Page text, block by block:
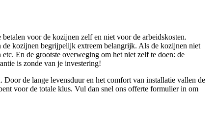
voor de kozijnen zelf en niet voor de arbeidskosten.
kozijnen begrijpelijk extreem belangrijk. Als de kozijnen niet
En de grootste overweging om het niet zelf te doen: de
is zonde van je investering!
de lange levensduur en het comfort van installatie vallen de
voor de totale klus. Vul dan snel ons offerte formulier in om